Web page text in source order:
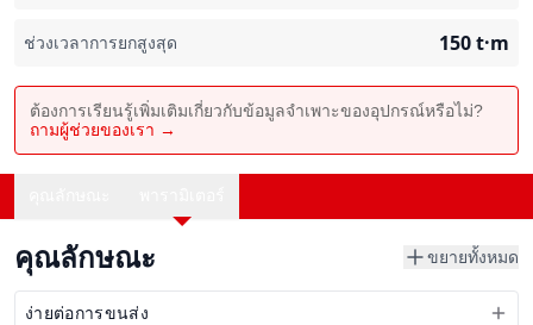
ช่วงเวลาการยกสูงสุด 150t·m
ต้องการเรียนรู้เพิ่มเติมเกี่ยวกับข้อมูลจำเพาะของอุปกรณ์หรือไม่?
ถามผู้ช่วยของเรา →
คุณลักษณะ ขยายทั้งหมด
ง่ายต่อการขนส่ง